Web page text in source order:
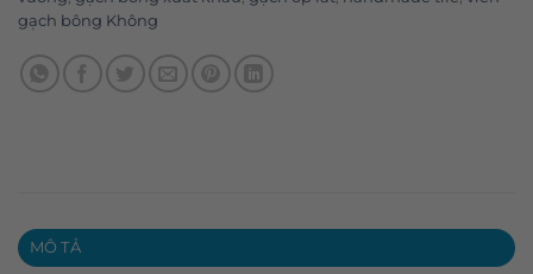
gạch bông Không
MÔ TẢ